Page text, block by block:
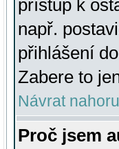
přístup k
např.
přihlášení
Zabere to
Návrat nahoru
Proč jsem